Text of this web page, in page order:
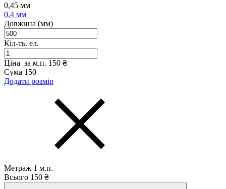
0,45 мм
0,4 мм
Довжина (мм)
Кіл-ть. ел.
Ціна за м.п. 150 ₴
Сума 150
Додати розмір
Метраж 1 м.п.
Всього 150 ₴